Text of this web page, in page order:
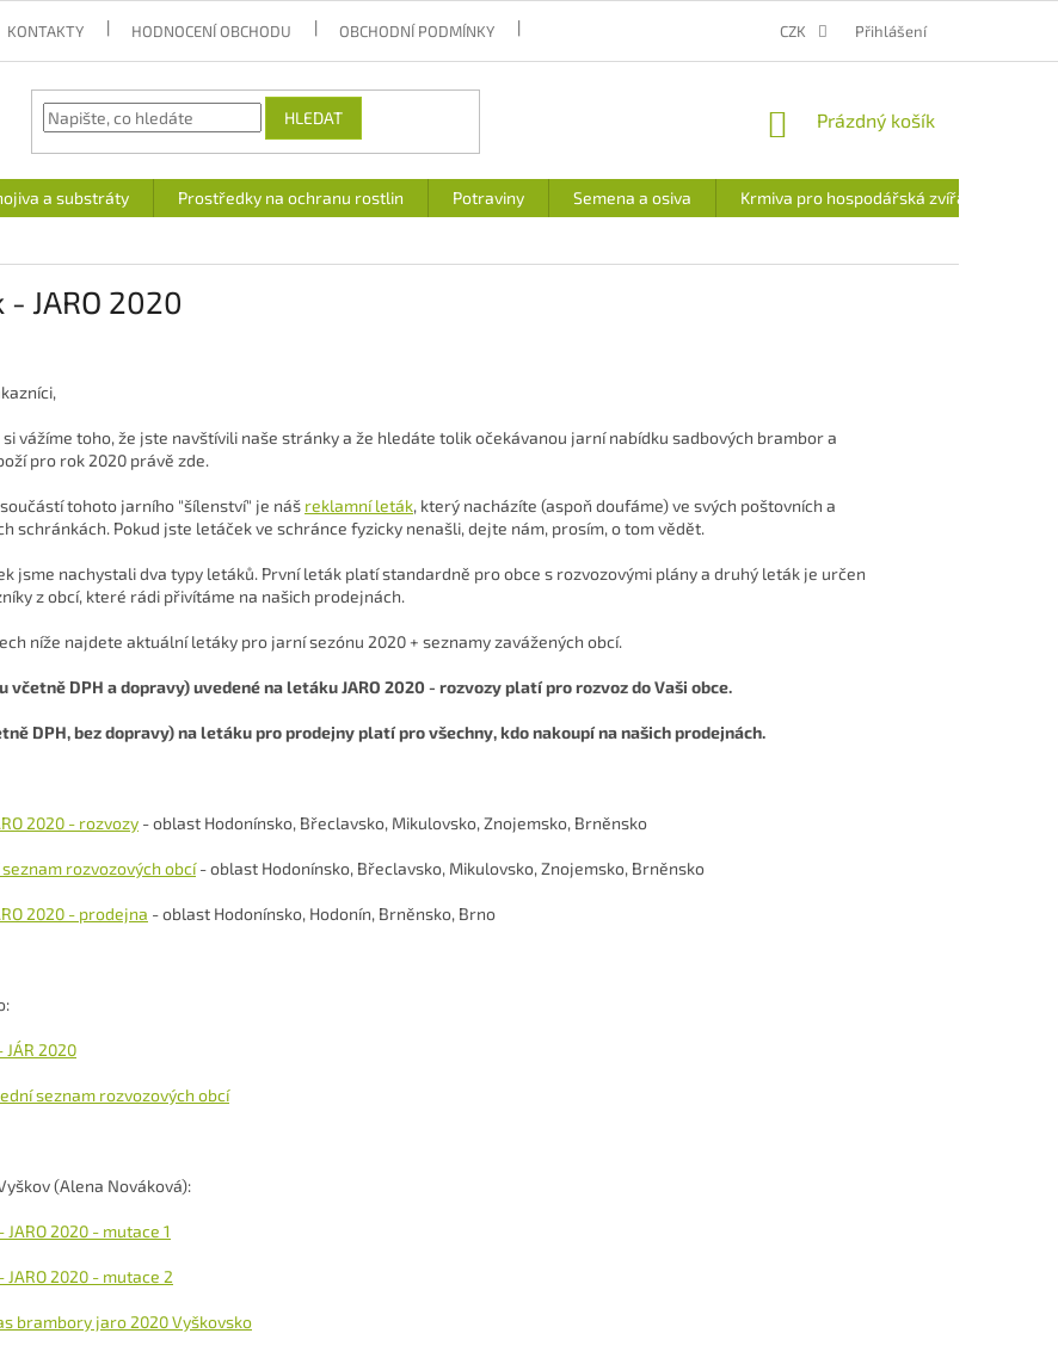
KONTAKTY HODNOCENÍ OBCHODU OBCHODNÍ PODMÍNKY CENA DOPRAVY A PLATEB
CZK Přihlášení
HLEDAT
NÁKUPNÍ
Prázdný košík
a substráty Prostředky na ochranu rostlin Potraviny Semena a osiva Krmiva pro hospodářská zvířata
- JARO 2020
vážíme toho, že jste navštívili naše stránky a že hledáte tolik očekávanou jarní nabídku sadbových brambor a
pro rok 2020 právě zde.
tohoto jarního "šílenství" je náš reklamní leták, který nacházíte (aspoň doufáme) ve svých poštovních a
schránkách. Pokud jste letáček ve schránce fyzicky nenašli, dejte nám, prosím, o tom vědět.
jsme nachystali dva typy letáků. První leták platí standardně pro obce s rozvozovými plány a druhý leták je určen
z obcí, které rádi přivítáme na našich prodejnách.
níže najdete aktuální letáky pro jarní sezónu 2020 + seznamy zavážených obcí.
včetně DPH a dopravy) uvedené na letáku JARO 2020 - rozvozy platí pro rozvoz do Vaši obce.
DPH, bez dopravy) na letáku pro prodejny platí pro všechny, kdo nakoupí na našich prodejnách.
2020 - rozvozy - oblast Hodonínsko, Břeclavsko, Mikulovsko, Znojemsko, Brněnsko
rozvozových obcí- oblast Hodonínsko, Břeclavsko, Mikulovsko, Znojemsko, Brněnsko
2020 - prodejna - oblast Hodonínsko, Hodonín, Brněnsko, Brno
JÁR 2020
seznam rozvozových obcí
(Alena Nováková):
JARO 2020 - mutace 1
JARO 2020 - mutace 2
brambory jaro 2020 Vyškovsko